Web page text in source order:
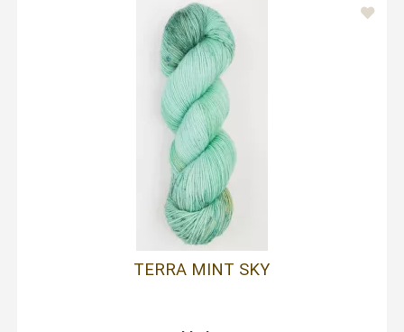
TERRA MINT SKY